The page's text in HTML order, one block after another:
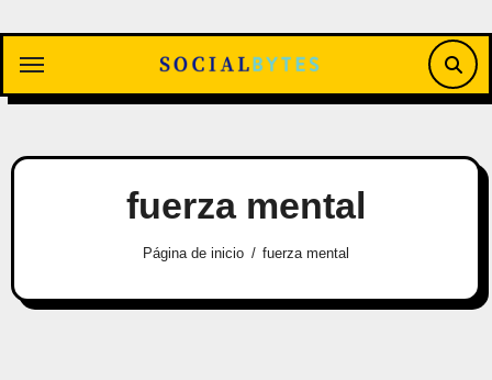
contenido
fuerza mental
Página de inicio fuerza mental